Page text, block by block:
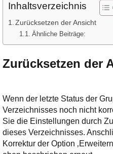
Inhaltsverzeichnis
Zurücksetzen der Ansicht
Ähnliche Beiträge:
Zurücksetzen der
Wenn der letzte Status der
Verzeichnisses noch nicht
Sie die Einstellungen durch
dieses Verzeichnisses.
Korrektur der Option